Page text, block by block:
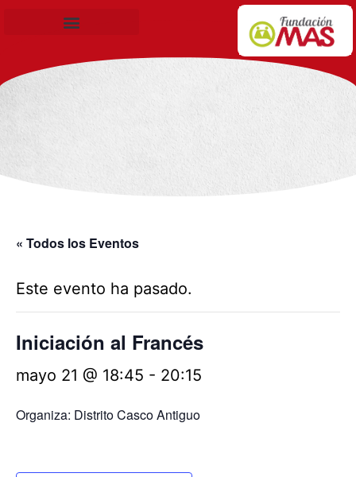
« Todos los Eventos
Este evento ha pasado.
Iniciación al Francés
mayo 21 @ 18:45 - 20:15
Organiza: Distrito Casco Antiguo